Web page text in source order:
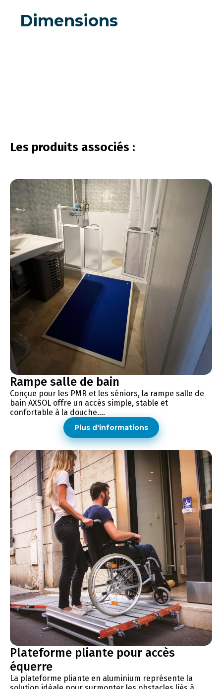
Dimensions
Les produits associés :
Rampe salle de bain
Conçue pour les PMR et les séniors, la rampe salle de
bain AXSOL offre un accès simple, stable et
confortable à la douche....
Plus d'informations
Plateforme pliante pour accès
équerre
La plateforme pliante en aluminium représente la